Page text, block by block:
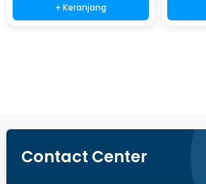
+ Keranjang
Contact Center